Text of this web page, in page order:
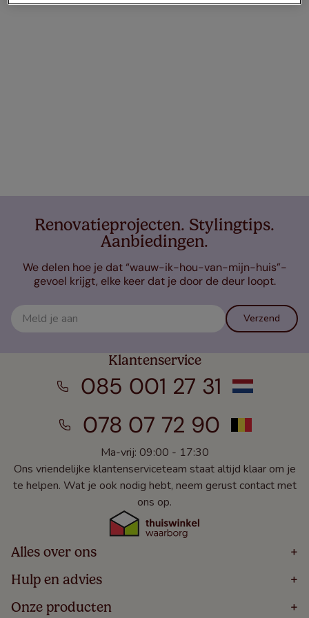
Renovatieprojecten. Stylingtips.
Aanbiedingen.
We delen hoe je dat “wauw-ik-hou-van-mijn-huis”-
gevoel krijgt, elke keer dat je door de deur loopt.
Verzend
Klantenservice
085 001 27 31
078 07 72 90
Ma-vrij: 09:00 - 17:30
Ons vriendelijke klantenserviceteam staat altijd klaar om je
te helpen. Wat je ook nodig hebt, neem gerust contact met
ons op.
Alles over ons +
Home
Over
Bestellen
Hulp en advies +
Volg Je Bestelling
Onze producten +